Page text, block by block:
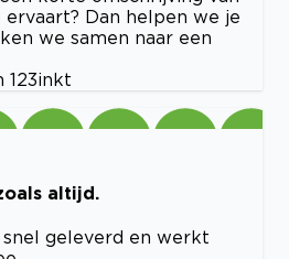
Dan helpen we je
we samen naar een
123inkt
altijd.
geleverd en werkt